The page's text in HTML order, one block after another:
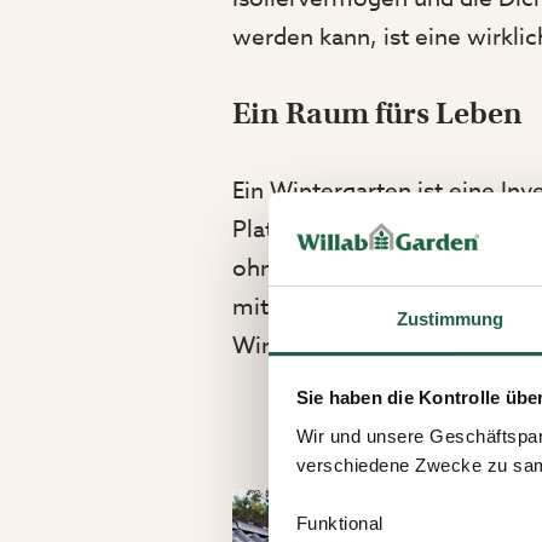
Zustimmung
Sie haben die Kontrolle
Wir und unsere
verschiedene Zwecke zu
Funktional
werden kann, ist eine
Ein Raum fürs Leben
Ein Wintergarten ist eine
Platz für Mahlzeiten,
ohne sich um das Wetter zu
mit einer sehr langen
Wintergarten bietet Ihnen